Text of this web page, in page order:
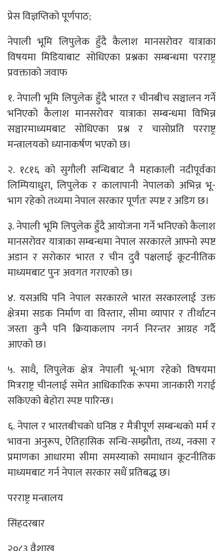
प्रेस विज्ञप्तिको पूर्णपाठ;
नेपाली भूमि लिपुलेक हुँदै कैलाश मानसरोवर यात्राका
विषयमा मिडियाबाट सोधिएका प्रश्नका सम्बन्धमा परराष्ट्र
प्रवक्ताको जवाफ
१. नेपाली भूमि लिपुलेक हुँदै भारत र चीनबीच सञ्चालन गर्ने
भनिएको कैलाश मानसरोवर यात्राका सम्बन्धमा विभिन्न
सञ्चारमाध्यमबाट सोधिएका प्रश्न र चासोप्रति परराष्ट्र
मन्त्रालयको ध्यानाकर्षण भएको छ।
२. १८१६ को सुगौली सन्धिबाट नै महाकाली नदीपूर्वका
लिम्पियाधुरा, लिपुलेक र कालापानी नेपालको अभिन्न भू-
भाग रहेको तथ्यमा नेपाल सरकार पूर्णतः स्पष्ट र अडिग छ।
३. नेपाली भूमि लिपुलेक हुँदै आयोजना गर्ने भनिएको कैलाश
मानसरोवर यात्राका सम्बन्धमा नेपाल सरकारले आफ्नो स्पष्ट
अडान र सरोकार भारत र चीन दुवै पक्षलाई कूटनीतिक
माध्यमबाट पुनः अवगत गराएको छ।
४. यसअघि पनि नेपाल सरकारले भारत सरकारलाई उक्त
क्षेत्रमा सडक निर्माण वा विस्तार, सीमा व्यापार र तीर्थाटन
जस्ता कुनै पनि क्रियाकलाप नगर्न निरन्तर आग्रह गर्दै
आएको छ।
५. साथै, लिपुलेक क्षेत्र नेपाली भू-भाग रहेको विषयमा
मित्रराष्ट्र चीनलाई समेत आधिकारिक रूपमा जानकारी गराई
सकिएको बेहोरा स्पष्ट पारिन्छ।
६. नेपाल र भारतबीचको घनिष्ठ र मैत्रीपूर्ण सम्बन्धको मर्म र
भावना अनुरूप, ऐतिहासिक सन्धि-सम्झौता, तथ्य, नक्सा र
प्रमाणका आधारमा सीमा समस्याको समाधान कूटनीतिक
माध्यमबाट गर्न नेपाल सरकार सधैं प्रतिबद्ध छ।
परराष्ट्र मन्त्रालय
सिंहदरबार